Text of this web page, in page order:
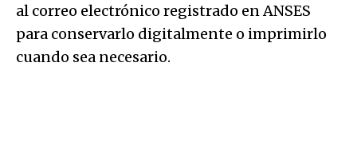
al correo electrónico registrado en ANSES
para conservarlo digitalmente o imprimirlo
cuando sea necesario.